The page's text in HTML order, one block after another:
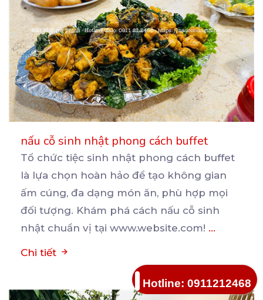
nấu cỗ sinh nhật phong cách buffet
Tổ chức tiệc sinh nhật phong cách buffet
là lựa chọn hoàn hảo để tạo không gian
ấm cúng, đa dạng món ăn, phù hợp mọi
đối tượng. Khám phá cách nấu cỗ sinh
nhật chuẩn vị tại www.website.com! ...
Chi tiết
Hotline: 0911212468